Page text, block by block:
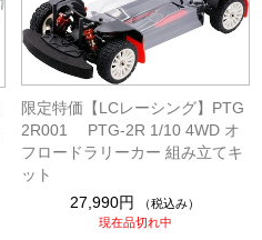
限定特価【LCレーシング】PTG
2R001 PTG-2R 1/10 4WD オ
フロードラリーカー 組み立てキ
ット
27,990円
（税込み）
現在品切れ中